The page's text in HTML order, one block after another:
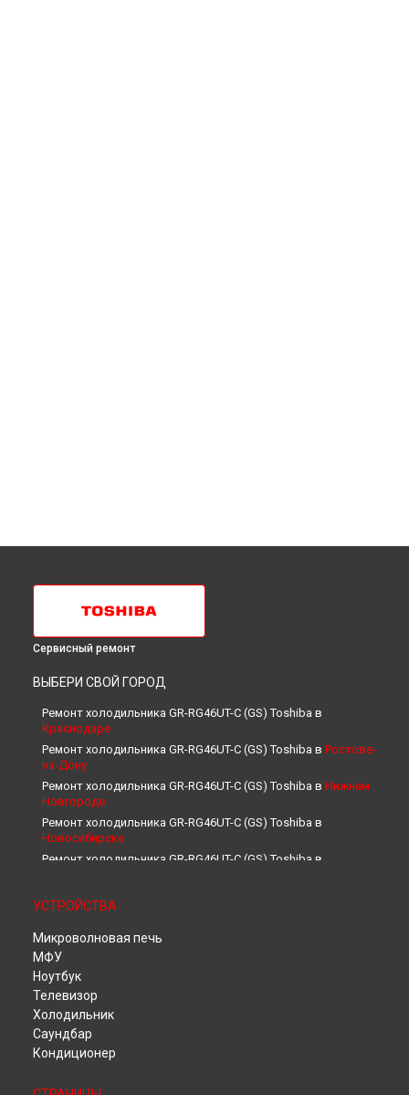
Сервисный ремонт
ВЫБЕРИ СВОЙ ГОРОД
Ремонт холодильника GR-RG46UT-C (GS) Toshiba в
Краснодаре
Ремонт холодильника GR-RG46UT-C (GS) Toshiba в Ростове-
на-Дону
Ремонт холодильника GR-RG46UT-C (GS) Toshiba в Нижнем
Новгороде
Ремонт холодильника GR-RG46UT-C (GS) Toshiba в
Новосибирске
Ремонт холодильника GR-RG46UT-C (GS) Toshiba в
Ремонт холодильника GR-RG46UT-C (GS) Toshiba в
Екатеринбурге
Ремонт холодильника GR-RG46UT-C (GS) Toshiba в
Ремонт холодильника GR-RG46UT-C (GS) Toshiba в
Ремонт холодильника GR-RG46UT-C (GS) Toshiba в
Воронеже
Ремонт холодильника GR-RG46UT-C (GS) Toshiba в
Волгограде
Ремонт холодильника GR-RG46UT-C (GS) Toshiba в
Барнауле
УСТРОЙСТВА
Микроволновая печь
МФУ
Ноутбук
Телевизор
Холодильник
Саундбар
Кондиционер